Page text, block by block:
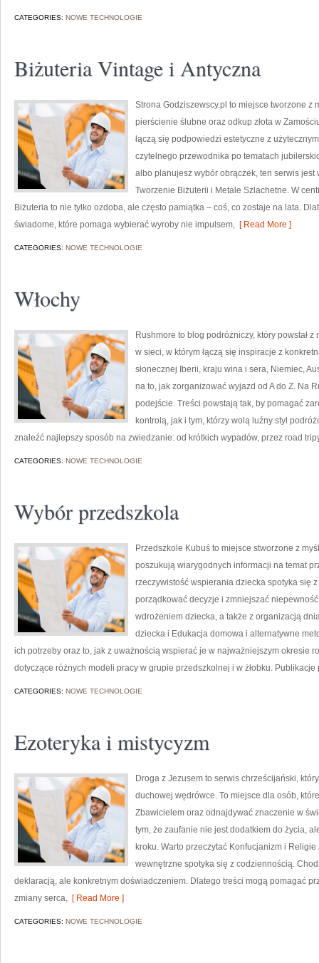
CATEGORIES: NOWE TECHNOLOGIE
Biżuteria Vintage i Antyczna
Strona Godziszewscy.pl to miejsce tworzone z
pierścienie ślubne oraz odkup złota w
łączą się podpowiedzi estetyczne z
czytelnego przewodnika po tematach
albo planujesz wybór obrączek, ten serwis jest
Tworzenie Biżuterii i Metale Szlachetne. W
Biżuteria to nie tylko ozdoba, ale często pamiątka – coś, co zostaje na lata.
świadome, które pomaga wybierać wyroby nie impulsem, [ Read More ]
CATEGORIES: NOWE TECHNOLOGIE
Włochy
Rushmore to blog podróżniczy, który powstał
w sieci, w którym łączą się inspiracje z
słonecznej Iberii, kraju wina i sera, Niemiec,
na to, jak zorganizować wyjazd od A do Z. Na
podejście. Treści powstają tak, by pomagać
kontrolą, jak i tym, którzy wolą luźny styl
znaleźć najlepszy sposób na zwiedzanie: od krótkich wypadów, przez road
CATEGORIES: NOWE TECHNOLOGIE
Wybór przedszkola
Przedszkole Kubuś to miejsce stworzone z
poszukują wiarygodnych informacji na temat
rzeczywistość wspierania dziecka spotyka się
porządkować decyzje i zmniejszać
wdrożeniem dziecka, a także z organizacją
dziecka i Edukacja domowa i alternatywne
ich potrzeby oraz to, jak z uważnością wspierać je w najważniejszym okresie
dotyczące różnych modeli pracy w grupie przedszkolnej i w żłobku. Publikacje
CATEGORIES: NOWE TECHNOLOGIE
Ezoteryka i mistycyzm
Droga z Jezusem to serwis chrześcijański,
duchowej wędrówce. To miejsce dla osób,
Zbawicielem oraz odnajdywać znaczenie w
tym, że zaufanie nie jest dodatkiem do życia,
kroku. Warto przeczytać Konfucjanizm i
wewnętrzne spotyka się z codziennością.
deklaracją, ale konkretnym doświadczeniem. Dlatego treści mogą pomagać
zmiany serca, [ Read More ]
CATEGORIES: NOWE TECHNOLOGIE